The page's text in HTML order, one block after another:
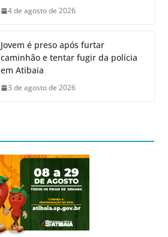
4 de agosto de 2026
Jovem é preso após furtar
caminhão e tentar fugir da polícia
em Atibaia
3 de agosto de 2026